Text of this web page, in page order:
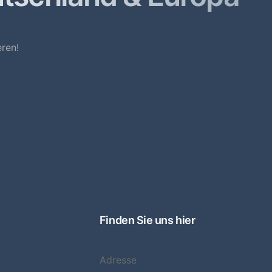
Finden Sie uns hier
Adresse